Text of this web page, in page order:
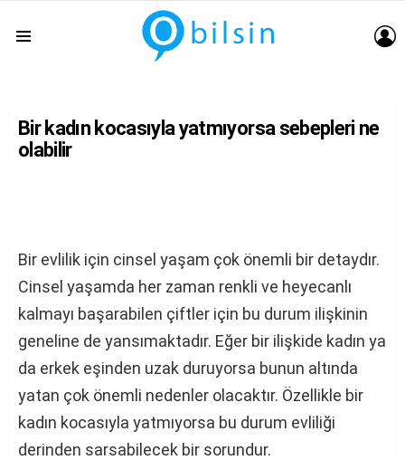
Bir kadın kocasıyla yatmıyorsa sebepleri ne
olabilir
Bir evlilik için cinsel yaşam çok önemli bir detaydır.
Cinsel yaşamda her zaman renkli ve heyecanlı
kalmayı başarabilen çiftler için bu durum ilişkinin
geneline de yansımaktadır. Eğer bir ilişkide kadın ya
da erkek eşinden uzak duruyorsa bunun altında
yatan çok önemli nedenler olacaktır. Özellikle bir
kadın kocasıyla yatmıyorsa bu durum evliliği
derinden sarsabilecek bir sorundur.